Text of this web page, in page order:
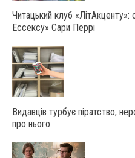
Читацький клуб
Ессексу» Сари Перрі
Видавців турбує піратство,
про нього